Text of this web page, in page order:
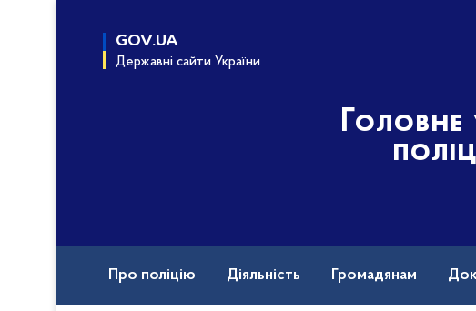
GOV.UA
Державні сайти України
Головне
Про поліцію Діяльність Громадянам